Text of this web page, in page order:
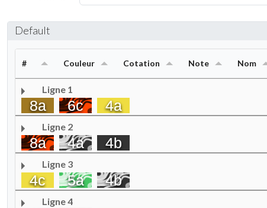
Default
# Couleur Cotation Note Nom
Ligne 1
8a 6c 4a
Ligne 2
8a 4a 4b
Ligne 3
4c 5a 4b
Ligne 4